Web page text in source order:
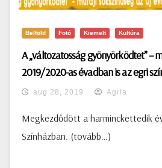
Belföld Fotó Kiemelt Kultúra
A „változatosság gyönyörködtet” –
2019/2020-as évadban is az egri
aug 28, 2019 Agria
Megkezdődött a harminckettedik
Színházban. (tovább…)